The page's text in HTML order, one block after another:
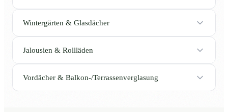
Wintergärten & Glasdächer
Jalousien & Rollläden
Vordächer & Balkon-/Terrassenverglasung